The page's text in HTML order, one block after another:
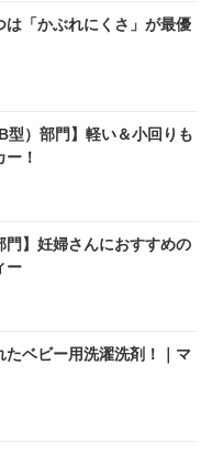
は「かぶれにくさ」が最優
型）部門】軽い＆小回りも
！
門】妊婦さんにおすすめの
ー
たベビー用洗濯洗剤！｜マ